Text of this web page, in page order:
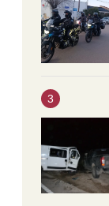
3